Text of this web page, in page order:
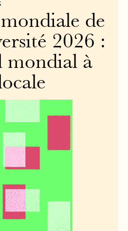
mondiale de
2026 :
mondial à